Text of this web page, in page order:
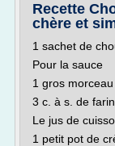
Recette
chère et
1 sachet de
Pour la sauce
1 gros
3 c. à s. de
Le jus de
1 petit pot de